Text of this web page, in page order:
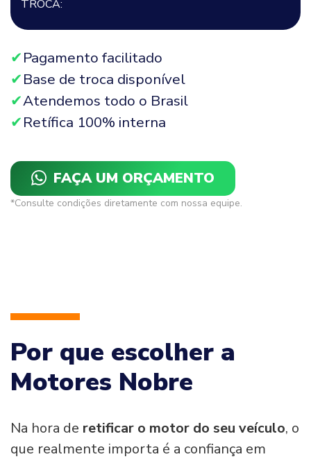
TROCA:
Pagamento facilitado
Base de troca disponível
Atendemos todo o Brasil
Retífica 100% interna
FAÇA UM ORÇAMENTO
*Consulte condições diretamente com nossa equipe.
Por que escolher a
Motores Nobre
Na hora de retificar o motor do seu veículo, o
que realmente importa é a confiança em